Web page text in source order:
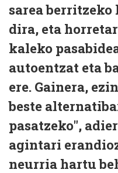
sarea
dira, eta
kaleko
autoentzat eta
ere. Gainera,
beste
pasatzeko",
agintari
neurria hartu